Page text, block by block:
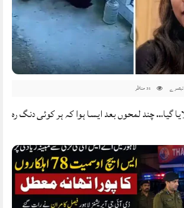
31 مناظر
گیا… چند لمحوں بعد ایسا ہوا کہ ہر کوئی دنگ رہ